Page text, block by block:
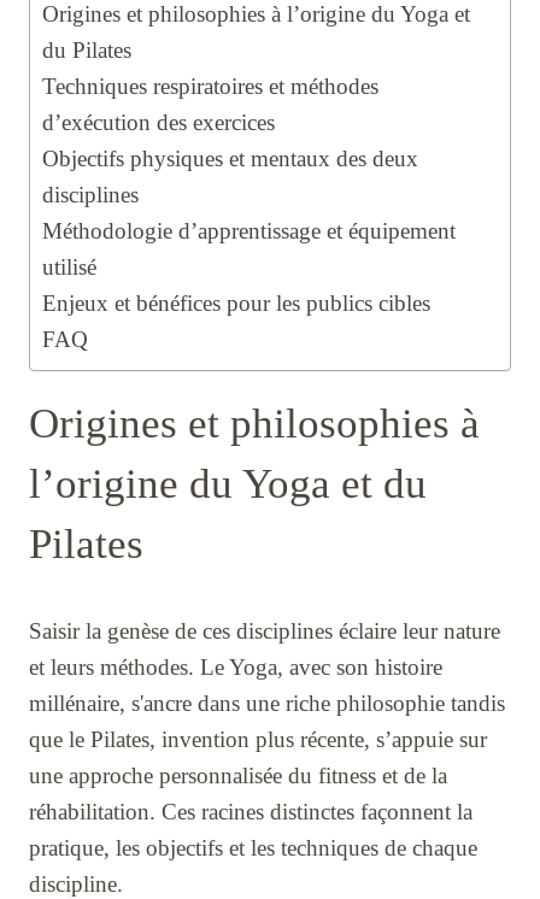
Origines et philosophies à l’origine du Yoga et
du Pilates
Techniques respiratoires et méthodes
d’exécution des exercices
Objectifs physiques et mentaux des deux
disciplines
Méthodologie d’apprentissage et équipement
utilisé
Enjeux et bénéfices pour les publics cibles
FAQ
Origines et philosophies à
l’origine du Yoga et du
Pilates
Saisir la genèse de ces disciplines éclaire leur nature
et leurs méthodes. Le Yoga, avec son histoire
millénaire, s'ancre dans une riche philosophie tandis
que le Pilates, invention plus récente, s’appuie sur
une approche personnalisée du fitness et de la
réhabilitation. Ces racines distinctes façonnent la
pratique, les objectifs et les techniques de chaque
discipline.